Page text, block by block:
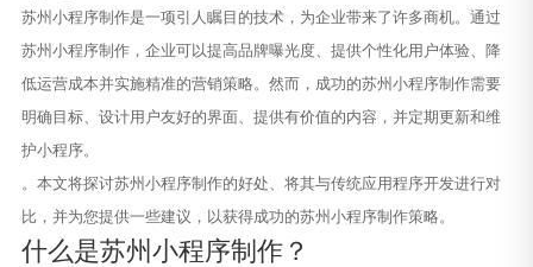
苏州小程序制作是一项引人瞩目的技术，为企业带来了许多商机。通过
苏州小程序制作，企业可以提高品牌曝光度、提供个性化用户体验、降
低运营成本并实施精准的营销策略。然而，成功的苏州小程序制作需要
明确目标、设计用户友好的界面、提供有价值的内容，并定期更新和维
护小程序。
。本文将探讨苏州小程序制作的好处、将其与传统应用程序开发进行对
比，并为您提供一些建议，以获得成功的苏州小程序制作策略。
什么是苏州小程序制作？